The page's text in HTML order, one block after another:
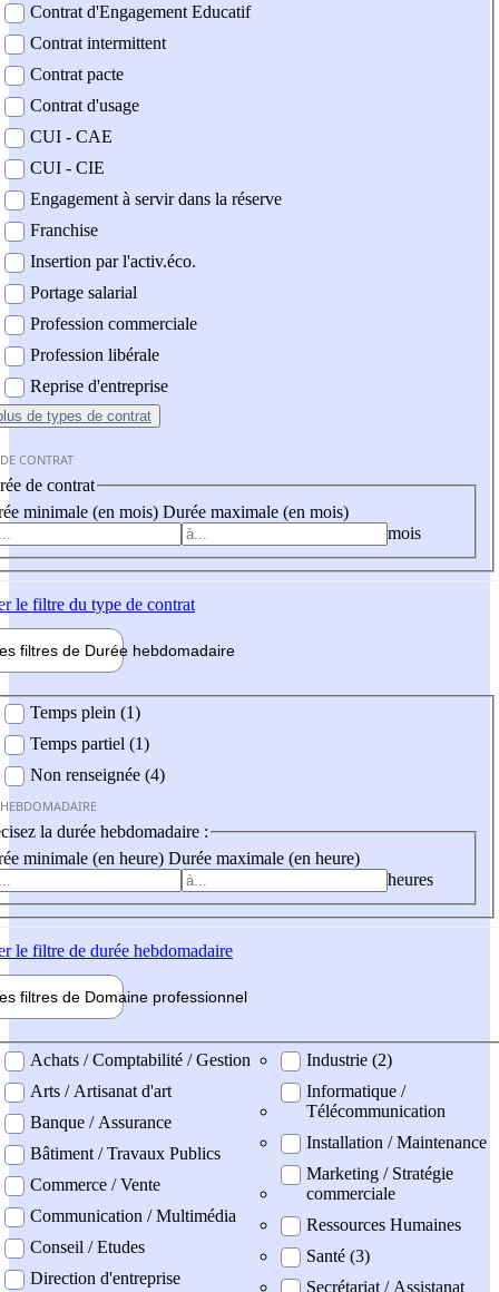
Contrat d'Engagement Educatif
Contrat intermittent
Contrat pacte
Contrat d'usage
CUI - CAE
CUI - CIE
Engagement à servir dans la réserve
Franchise
Insertion par l'activ.éco.
Portage salarial
Profession commerciale
Profession libérale
Reprise d'entreprise
de types de contrat
CONTRAT
de contrat
minimale (en mois) Durée maximale (en mois)
mois
le filtre du type de contrat
filtres de Durée hebdomadaire
Temps plein (1)
Temps partiel (1)
Non renseignée (4)
la durée hebdomadaire :
minimale (en heure) Durée maximale (en heure)
heures
le filtre de durée hebdomadaire
filtres de Domaine professionnel
professionel
Achats / Comptabilité / Gestion
Arts / Artisanat d'art
Banque / Assurance
Bâtiment / Travaux Publics
Commerce / Vente
Communication / Multimédia
Conseil / Etudes
Direction d'entreprise
Industrie (2)
Informatique /
Télécommunication
Installation / Maintenance
Marketing / Stratégie
commerciale
Ressources Humaines
Santé (3)
Secrétariat / Assistanat